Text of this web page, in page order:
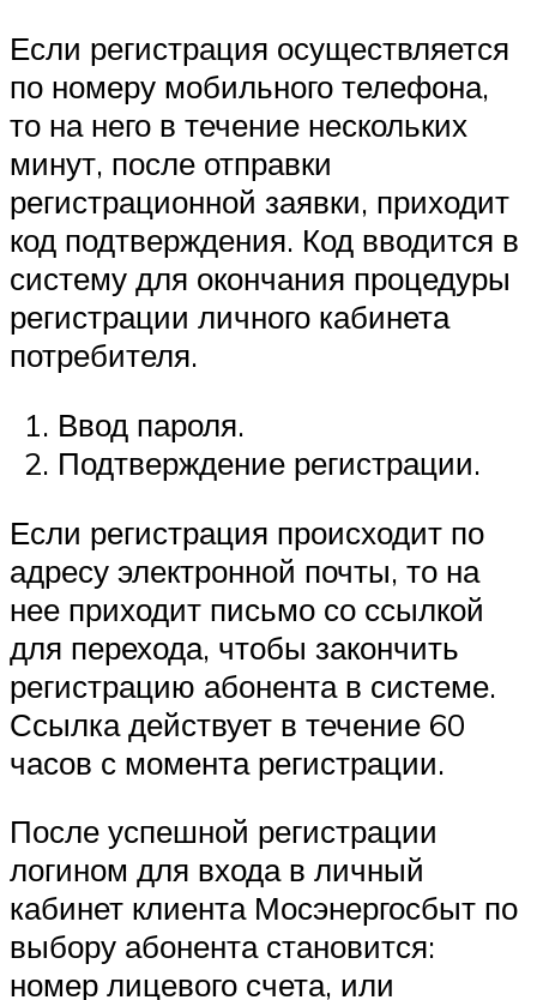
Если регистрация осуществляется
по номеру мобильного телефона,
то на него в течение нескольких
минут, после отправки
регистрационной заявки, приходит
код подтверждения. Код вводится в
систему для окончания процедуры
регистрации личного кабинета
потребителя.
Ввод пароля.
Подтверждение регистрации.
Если регистрация происходит по
адресу электронной почты, то на
нее приходит письмо со ссылкой
для перехода, чтобы закончить
регистрацию абонента в системе.
Ссылка действует в течение 60
часов с момента регистрации.
После успешной регистрации
логином для входа в личный
кабинет клиента Мосэнергосбыт по
выбору абонента становится:
номер лицевого счета, или